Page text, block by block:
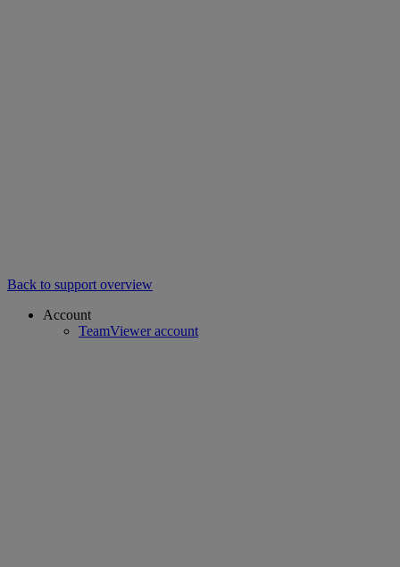
Back to support overview
Account
TeamViewer account